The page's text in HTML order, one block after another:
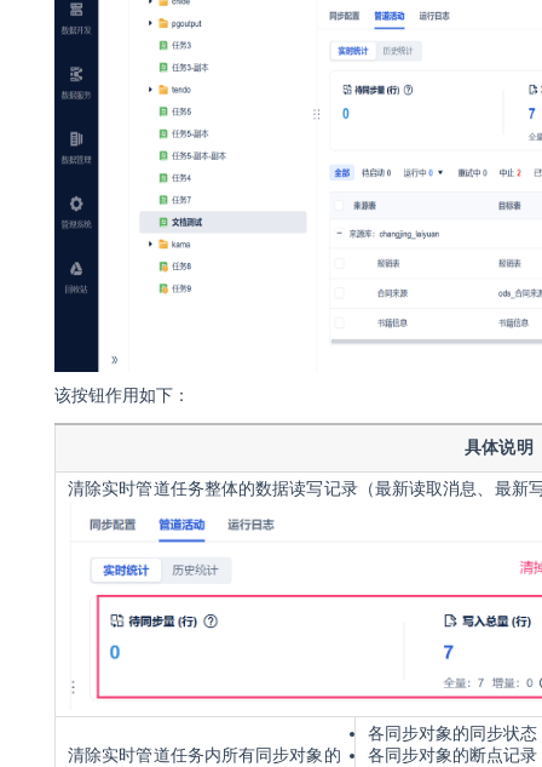
该按钮作用如下：
具体说明
清除实时管道任务整体的数据读写记录（最新读取消息、最新
清除实时管道任务内所有同步对象的
各同步对象的同步状态
各同步对象的断点记